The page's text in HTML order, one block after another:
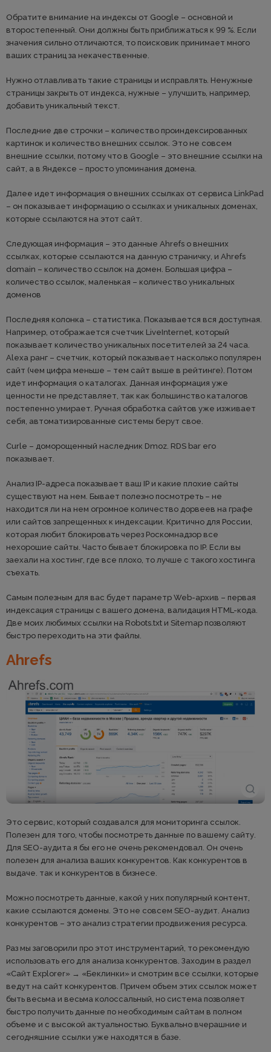
Обратите внимание на индексы от Google – основной и
второстепенный. Они должны быть приближаться к 99 %. Если
значения сильно отличаются, то поисковик принимает много
ваших страниц за некачественные.
Нужно отлавливать такие страницы и исправлять. Ненужные
страницы закрыть от индекса, нужные – улучшить, например,
добавить уникальный текст.
Последние две строчки – количество проиндексированных
картинок и количество внешних ссылок. Это не совсем
внешние ссылки, потому что в Google – это внешние ссылки на
сайт, а в Яндексе – просто упоминания домена.
Далее идет информация о внешних ссылках от сервиса LinkPad
– он показывает информацию о ссылках и уникальных доменах,
которые ссылаются на этот сайт.
Следующая информация – это данные Ahrefs о внешних
ссылках, которые ссылаются на данную страничку, и Ahrefs
domain – количество ссылок на домен. Большая цифра –
количество ссылок, маленькая – количество уникальных
доменов
Последняя колонка – статистика. Показывается вся доступная.
Например, отображается счетчик LiveInternet, который
показывает количество уникальных посетителей за 24 часа.
Alexa ранг – счетчик, который показывает насколько популярен
сайт (чем цифра меньше – тем сайт выше в рейтинге). Потом
идет информация о каталогах. Данная информация уже
ценности не представляет, так как большинство каталогов
постепенно умирает. Ручная обработка сайтов уже изживает
себя, автоматизированные системы берут свое.
Curle – доморощенный наследник Dmoz. RDS bar его
показывает.
Анализ IP-адреса показывает ваш IP и какие плохие сайты
существуют на нем. Бывает полезно посмотреть – не
находится ли на нем огромное количество дорвеев на графе
или сайтов запрещенных к индексации. Критично для России,
которая любит блокировать через Роскомнадзор все
нехорошие сайты. Часто бывает блокировка по IP. Если вы
заехали на хостинг, где все плохо, то лучше с такого хостинга
съехать.
Самым полезным для вас будет параметр Web-архив – первая
индексация страницы с вашего домена, валидация HTML-кода.
Две моих любимых ссылки на Robots.txt и Sitemap позволяют
быстро переходить на эти файлы.
Ahrefs
Это сервис, который создавался для мониторинга ссылок.
Полезен для того, чтобы посмотреть данные по вашему сайту.
Для SEO-аудита я бы его не очень рекомендовал. Он очень
полезен для анализа ваших конкурентов. Как конкурентов в
выдаче. так и конкурентов в бизнесе.
Можно посмотреть данные, какой у них популярный контент,
какие ссылаются домены. Это не совсем SEO-аудит. Анализ
конкурентов – это анализ стратегии продвижения ресурса.
Раз мы заговорили про этот инструментарий, то рекомендую
использовать его для анализа конкурентов. Заходим в раздел
«Сайт Explorer» → «Беклинки» и смотрим все ссылки, которые
ведут на сайт конкурентов. Причем объем этих ссылок может
быть весьма и весьма колоссальный, но система позволяет
быстро получить данные по необходимым сайтам в полном
объеме и с высокой актуальностью. Буквально вчерашние и
сегодняшние ссылки уже находятся в базе.